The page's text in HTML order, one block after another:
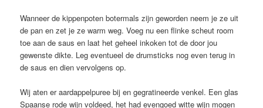
Wanneer de kippenpoten botermals zijn geworden neem je ze uit
de pan en zet je ze warm weg. Voeg nu een flinke scheut room
toe aan de saus en laat het geheel inkoken tot de door jou
gewenste dikte. Leg eventueel de drumsticks nog even terug in
de saus en dien vervolgens op.
Wij aten er aardappelpuree bij en gegratineerde venkel. Een glas
Spaanse rode wijn voldeed, het had evengoed witte wijn mogen